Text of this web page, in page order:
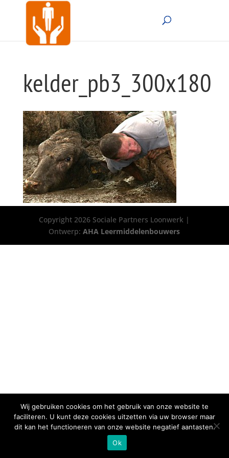
kelder_pb3_300x180
Copyright 2026 Sociale Partners Loonwerk |
Ontwerp:AHA Leermiddelenbouwers
Wij gebruiken cookies om het gebruik van onze website te
faciliteren. U kunt deze cookies uitzetten via uw browser maar
dit kan het functioneren van onze website negatief aantasten.
Ok